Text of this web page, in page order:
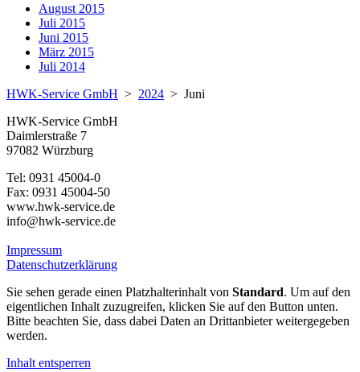
August 2015
Juli 2015
Juni 2015
März 2015
Juli 2014
HWK-Service GmbH > 2024 > Juni
HWK-Service GmbH
Daimlerstraße 7
97082 Würzburg
Tel: 0931 45004-0
Fax: 0931 45004-50
www.hwk-service.de
info@hwk-service.de
Impressum
Datenschutzerklärung
Sie sehen gerade einen Platzhalterinhalt von Standard. Um auf den
eigentlichen Inhalt zuzugreifen, klicken Sie auf den Button unten.
Bitte beachten Sie, dass dabei Daten an Drittanbieter weitergegeben
werden.
Inhalt entsperren